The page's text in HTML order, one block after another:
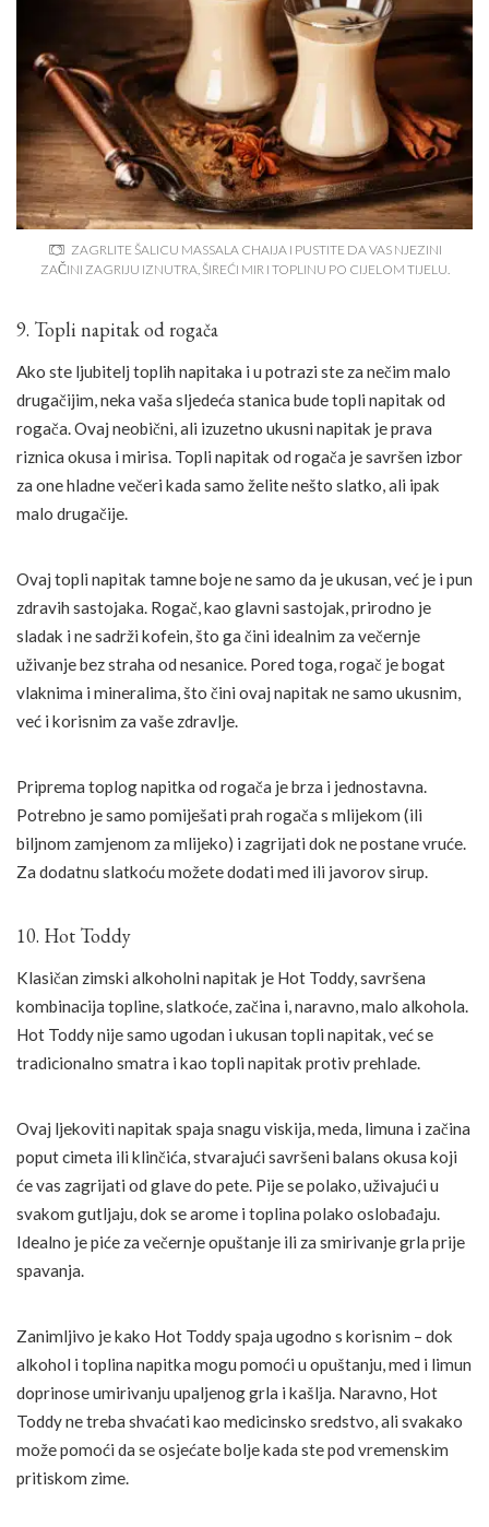
ZAGRLITE ŠALICU MASSALA CHAIJA I PUSTITE DA VAS NJEZINI
ZAČINI ZAGRIJU IZNUTRA, ŠIREĆI MIR I TOPLINU PO CIJELOM TIJELU.
9. Topli napitak od rogača
Ako ste ljubitelj toplih napitaka i u potrazi ste za nečim malo
drugačijim, neka vaša sljedeća stanica bude topli napitak od
rogača. Ovaj neobični, ali izuzetno ukusni napitak je prava
riznica okusa i mirisa. Topli napitak od rogača je savršen izbor
za one hladne večeri kada samo želite nešto slatko, ali ipak
malo drugačije.
Ovaj topli napitak tamne boje ne samo da je ukusan, već je i pun
zdravih sastojaka. Rogač, kao glavni sastojak, prirodno je
sladak i ne sadrži kofein, što ga čini idealnim za večernje
uživanje bez straha od nesanice. Pored toga, rogač je bogat
vlaknima i mineralima, što čini ovaj napitak ne samo ukusnim,
već i korisnim za vaše zdravlje.
Priprema toplog napitka od rogača je brza i jednostavna.
Potrebno je samo pomiješati prah rogača s mlijekom (ili
biljnom zamjenom za mlijeko) i zagrijati dok ne postane vruće.
Za dodatnu slatkoću možete dodati med ili javorov sirup.
10. Hot Toddy
Klasičan zimski alkoholni napitak je Hot Toddy, savršena
kombinacija topline, slatkoće, začina i, naravno, malo alkohola.
Hot Toddy nije samo ugodan i ukusan topli napitak, već se
tradicionalno smatra i kao topli napitak protiv prehlade.
Ovaj ljekoviti napitak spaja snagu viskija, meda, limuna i začina
poput cimeta ili klinčića, stvarajući savršeni balans okusa koji
će vas zagrijati od glave do pete. Pije se polako, uživajući u
svakom gutljaju, dok se arome i toplina polako oslobađaju.
Idealno je piće za večernje opuštanje ili za smirivanje grla prije
spavanja.
Zanimljivo je kako Hot Toddy spaja ugodno s korisnim – dok
alkohol i toplina napitka mogu pomoći u opuštanju, med i limun
doprinose umirivanju upaljenog grla i kašlja. Naravno, Hot
Toddy ne treba shvaćati kao medicinsko sredstvo, ali svakako
može pomoći da se osjećate bolje kada ste pod vremenskim
pritiskom zime.